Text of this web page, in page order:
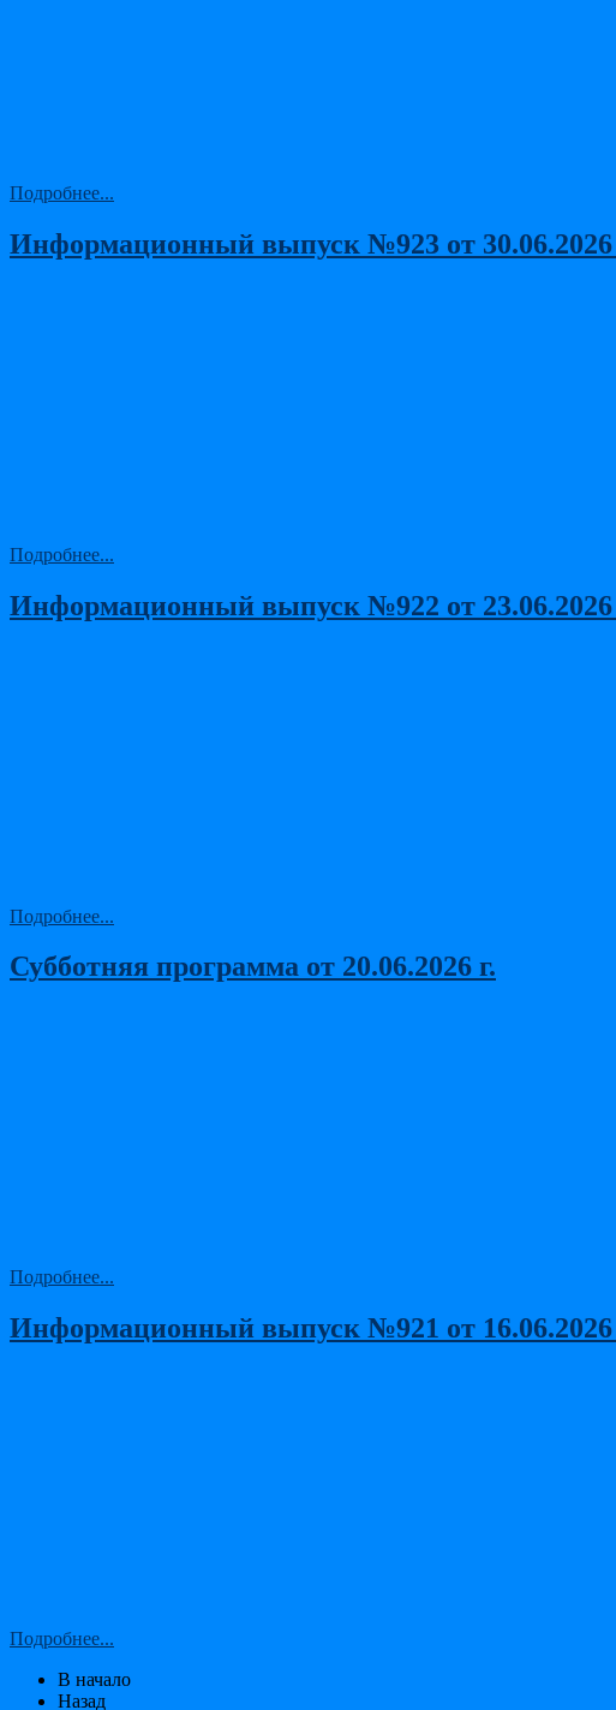
Подробнее...
Информационный выпуск №923 от 30.06.2026
Подробнее...
Информационный выпуск №922 от 23.06.2026
Подробнее...
Субботняя программа от 20.06.2026 г.
Подробнее...
Информационный выпуск №921 от 16.06.2026
Подробнее...
В начало
Назад